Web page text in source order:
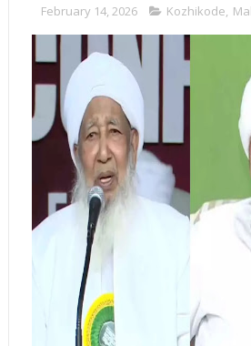
February 14, 2026 Kozhikode,